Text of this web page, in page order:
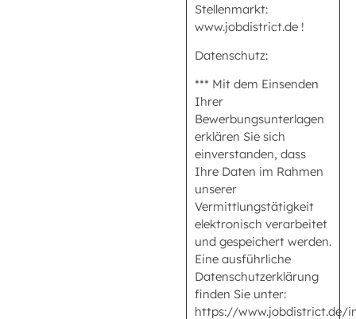
Stellenmarkt:
www.jobdistrict.de !
Datenschutz:
*** Mit dem Einsenden
Ihrer
Bewerbungsunterlagen
erklären Sie sich
einverstanden, dass
Ihre Daten im Rahmen
unserer
Vermittlungstätigkeit
elektronisch verarbeitet
und gespeichert werden.
Eine ausführliche
Datenschutzerklärung
finden Sie unter:
https://www.jobdistrict.de/